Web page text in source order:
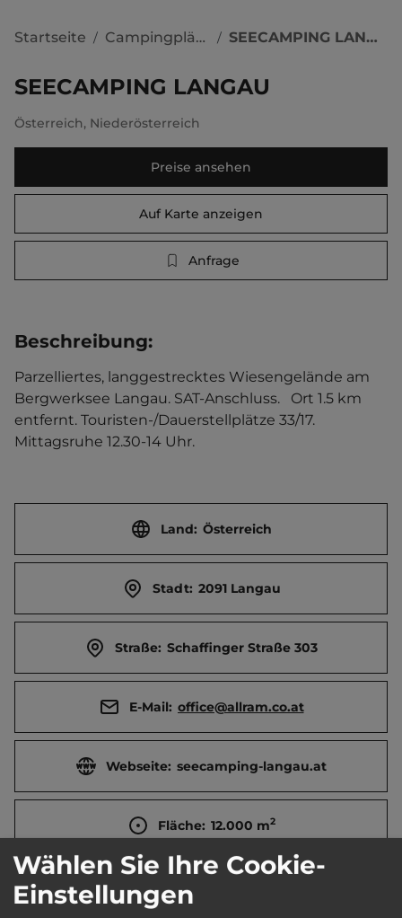
Startseite / Campingplätze / SEECAMPING LANGAU
SEECAMPING LANGAU
Österreich, Niederösterreich
Preise ansehen
Auf Karte anzeigen
Anfrage
Beschreibung:
Parzelliertes, langgestrecktes Wiesengelände am
Bergwerksee Langau. SAT-Anschluss.   Ort 1.5 km
entfernt. Touristen-/Dauerstellplätze 33/17.
Mittagsruhe 12.30-14 Uhr.
Land: Österreich
Stadt: 2091 Langau
Straße: Schaffinger Straße 303
E-Mail: office@allram.co.at
Webseite: seecamping-langau.at
Fläche: 12.000 m2
Öffnungszeiten:
Wählen Sie Ihre Cookie-
Einstellungen